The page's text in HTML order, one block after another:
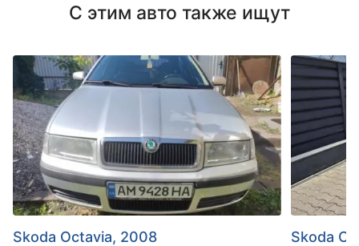
С этим авто также ищут
Skoda Octavia, 2008 Skoda